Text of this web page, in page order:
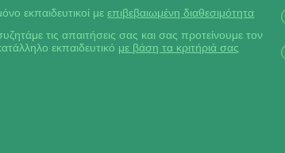
εκπαιδευτικοί μεεπιβεβαιωμένη διαθεσιμότητα
τις απαιτήσεις σας και σας προτείνουμε τον
εκπαιδευτικό με βάση τα κριτήριά σας